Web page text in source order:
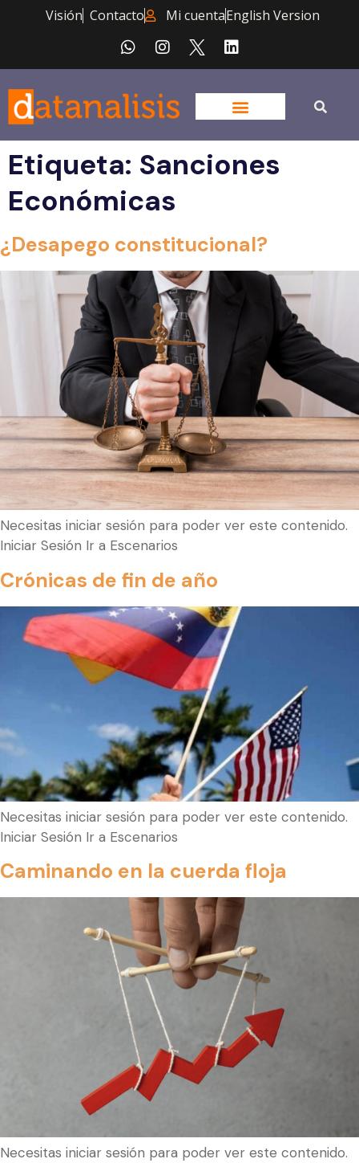
Visión Contacto Mi cuentaEnglish Version
Etiqueta: Sanciones
Económicas
¿Desapego constitucional?
Necesitas iniciar sesión para poder ver este contenido.
Iniciar Sesión Ir a Escenarios
Crónicas de fin de año
Necesitas iniciar sesión para poder ver este contenido.
Iniciar Sesión Ir a Escenarios
Caminando en la cuerda floja
Necesitas iniciar sesión para poder ver este contenido.